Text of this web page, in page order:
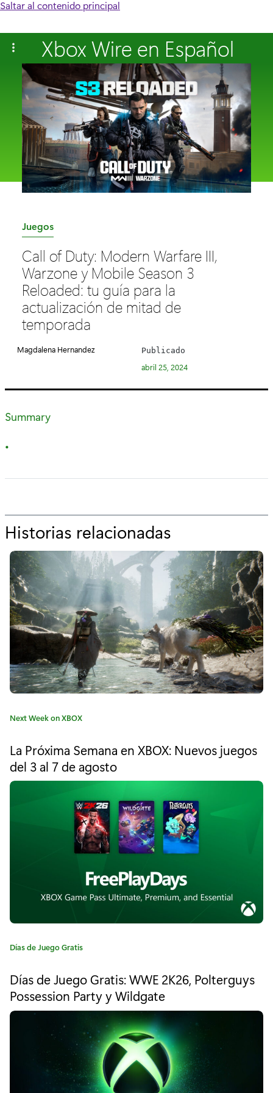
Saltar al contenido principal
Xbox Wire en Español
C
t
e
g
o
r
Juegos
Call of Duty: Modern Warfare III,
Warzone y Mobile Season 3
Reloaded: tu guía para la
actualización de mitad de
temporada
Magdalena Hernandez Publicado
abril 25, 2024
Summary
Historias relacionadas
o
r
"
C
a
l
l
D
t
y
:
M
o
d
e
n
W
a
r
f
a
C
e
g
o
Next Week on XBOX
La Próxima Semana en XBOX: Nuevos juegos
del 3 al 7 de agosto
C
e
g
o
Días de Juego Gratis
Días de Juego Gratis: WWE 2K26, Polterguys
Possession Party y Wildgate